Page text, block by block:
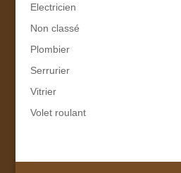
Electricien
Non classé
Plombier
Serrurier
Vitrier
Volet roulant